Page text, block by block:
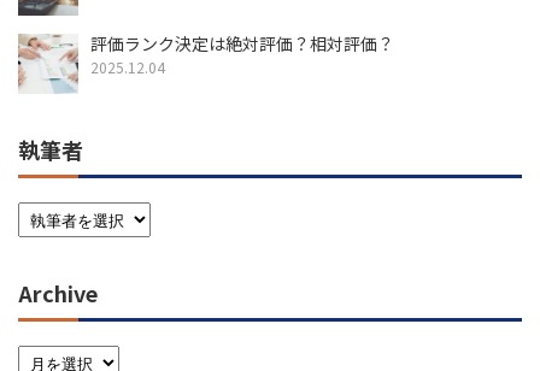
評価ランク決定は絶対評価？相対評価？
2025.12.04
執筆者
Archive